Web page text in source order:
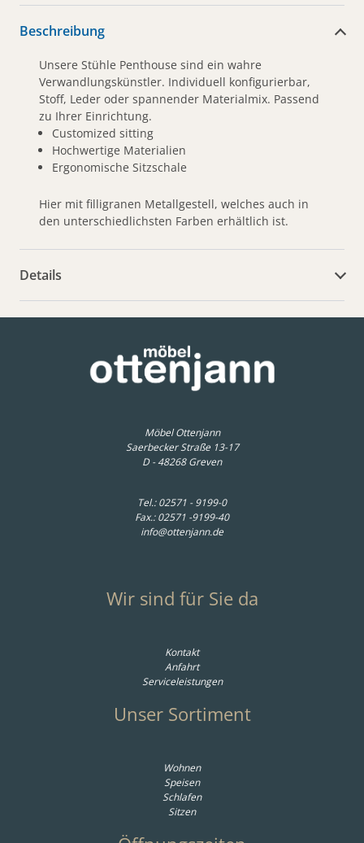
Beschreibung
Unsere Stühle Penthouse sind ein wahre
Verwandlungskünstler. Individuell konfigurierbar,
Stoff, Leder oder spannender Materialmix. Passend
zu Ihrer Einrichtung.
Customized sitting
Hochwertige Materialien
Ergonomische Sitzschale
Hier mit filligranen Metallgestell, welches auch in
den unterschiedlichsten Farben erhältlich ist.
Details
Möbel Ottenjann
Saerbecker Straße 13-17
D - 48268 Greven
Tel.:02571 - 9199-0
Fax.: 02571 -9199-40
info@ottenjann.de
Wir sind für Sie da
Kontakt
Anfahrt
Serviceleistungen
Unser Sortiment
Wohnen
Speisen
Schlafen
Sitzen